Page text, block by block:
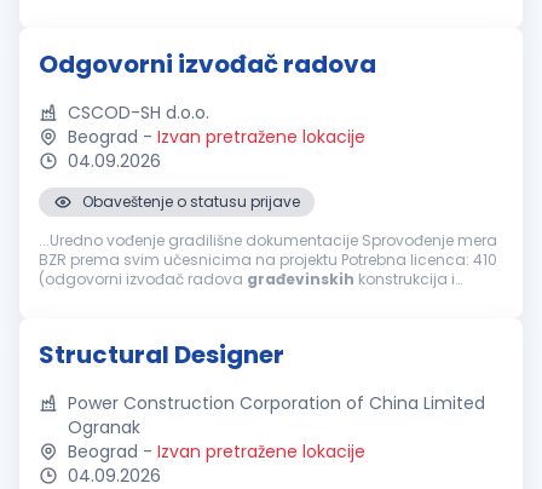
Odgovorni izvođač radova
CSCOD-SH d.o.o.
Beograd - Izvan pretražene lokacije
04.09.2026
Obaveštenje o statusu prijave
...Uredno vođenje gradilišne dokumentacije Sprovođenje mera
BZR prema svim učesnicima na projektu Potrebna licenca: 410
(odgovorni izvođač radova građevinskih konstrukcija i
Structural Designer
Power Construction Corporation of China Limited
Ogranak
Beograd - Izvan pretražene lokacije
04.09.2026